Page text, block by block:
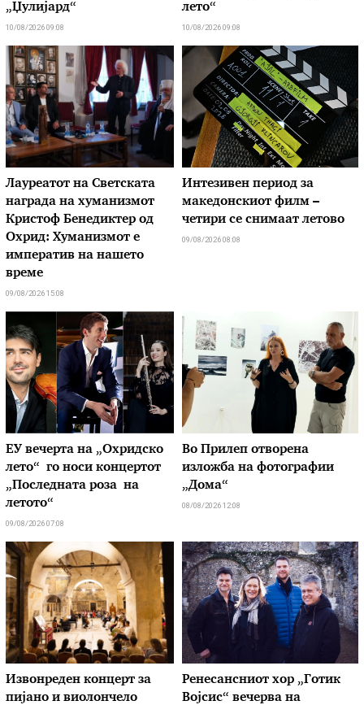
„Џулијард“
10/08/2026 09:08
лето“
10/08/2026 09:08
Лауреатот на Светската
награда на хуманизмот
Кристоф Бенедиктер од
Охрид: Хуманизмот е
императив на нашето
време
09/08/2026 15:08
Интезивен период за
македонскиот филм –
четири се снимаат летово
09/08/2026 08:08
ЕУ вечерта на „Охридско
лето“ го носи концертот
„Последната роза на
летото“
09/08/2026 07:08
Во Прилеп отворена
изложба на фотографии
„Дома“
08/08/2026 12:08
Извонреден концерт за
пијано и виолончело
Ренесансниот хор „Готик
Војсис“ вечерва на